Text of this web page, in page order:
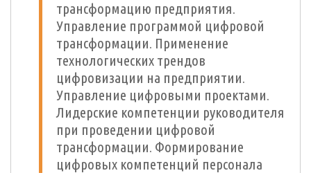
трансформацию предприятия.
Управление программой цифровой
трансформации. Применение
технологических трендов
цифровизации на предприятии.
Управление цифровыми проектами.
Лидерские компетенции руководителя
при проведении цифровой
трансформации. Формирование
цифровых компетенций персонала